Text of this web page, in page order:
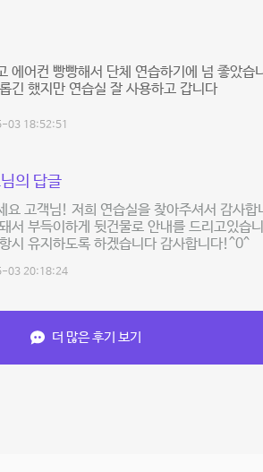
에어컨 빵빵해서 단체 연습하기에 넘 좋았
긴 했지만 연습실 잘 사용하고 갑니다
03 18:52:51
의 답글
요 고객님! 저희 연습실을 찾아주셔서 감사
서 부득이하게 뒷건물로 안내를 드리고있
시 유지하도록 하겠습니다 감사합니다!^0^
03 20:18:24
더 많은 후기 보기